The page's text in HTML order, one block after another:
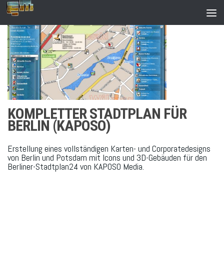
Zum Inhalt springen
KOMPLETTER STADTPLAN FÜR
BERLIN (KAPOSO)
Erstellung eines vollständigen Karten- und Corporatedesigns
von Berlin und Potsdam mit Icons und 3D-Gebäuden für den
Berliner-Stadtplan24 von KAPOSO Media.